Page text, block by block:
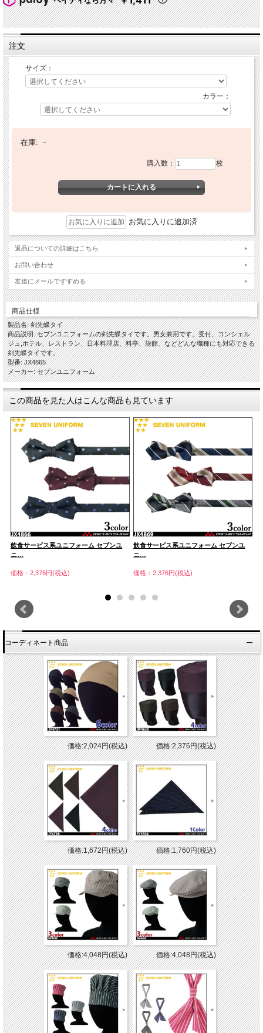
注文
サイズ：
カラー：
在庫: －
購入数： 枚
お気に入りに追加済
返品についての詳細はこちら
お問い合わせ
友達にメールですすめる
商品仕様
製品名: 剣先蝶タイ
商品説明: セブンユニフォームの剣先蝶タイです。男女兼用です。受付、コンシェル
ジュ,ホテル、レストラン、日本料理店、料亭、旅館、などどんな職種にも対応できる
剣先蝶タイです。
型番: JX4865
メーカー: セブンユニフォーム
この商品を見た人はこんな商品も見ています
飲食サービス系ユニフォーム セブンユ
ニ…
価格：2,376円(税込)
飲食サービス系ユニフォーム セブンユ
ニ…
価格：2,376円(税込)
コーディネート商品
価格:2,024円(税込) 価格:2,376円(税込)
価格:1,672円(税込) 価格:1,760円(税込)
価格:4,048円(税込) 価格:4,048円(税込)